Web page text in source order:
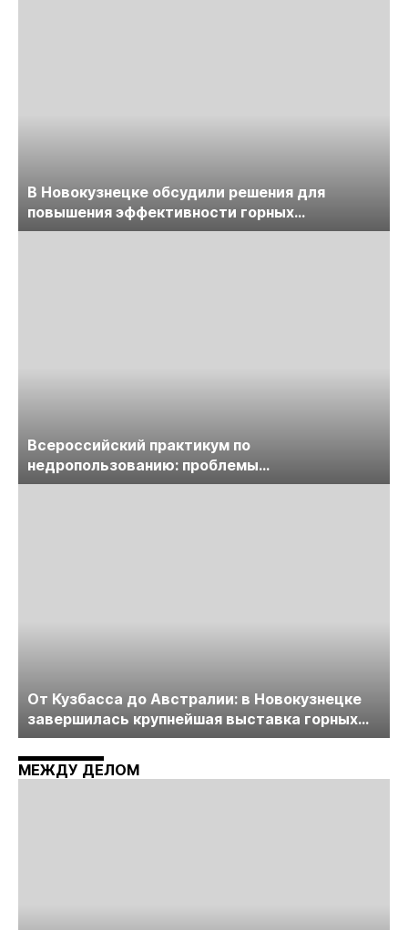
В Новокузнецке обсудили решения для
повышения эффективности горных
предприятий
Всероссийский практикум по
недропользованию: проблемы
лицензирования, цифровизации, экспертизы
От Кузбасса до Австралии: в Новокузнецке
завершилась крупнейшая выставка горных
технологий «Недра России. Уголь России и
Майнинг»
МЕЖДУ ДЕЛОМ